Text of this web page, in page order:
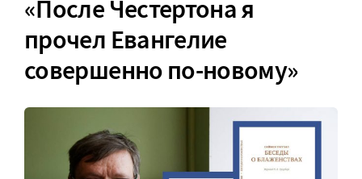
«После Честертона я
прочел Евангелие
совершенно по-новому»